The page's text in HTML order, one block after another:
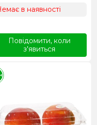
в наявності
Повідомити, коли
з'явиться